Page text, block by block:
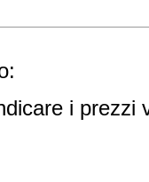
i prezzi